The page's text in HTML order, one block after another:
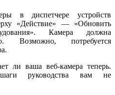
в диспетчере устройств
«Действие» — «Обновить
Камера должна
Возможно, потребуется
ли ваша веб-камера теперь.
руководства вам не